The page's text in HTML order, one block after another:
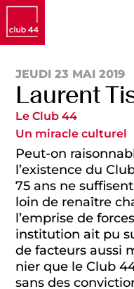
JEUDI 23 MAI 2019
Laurent
Le Club 44
Un miracle culturel
Peut-on
l’existence du
75 ans ne
loin de renaître
l’emprise de
institution ait pu
de facteurs aussi
nier que le Club
sans des